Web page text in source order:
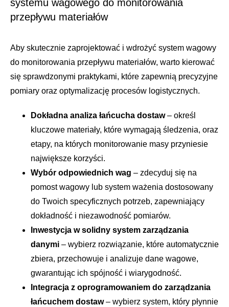
systemu wagowego do monitorowania
przepływu materiałów
Aby skutecznie zaprojektować i wdrożyć system wagowy
do monitorowania przepływu materiałów, warto kierować
się sprawdzonymi praktykami, które zapewnią precyzyjne
pomiary oraz optymalizację procesów logistycznych.
Dokładna analiza łańcucha dostaw– określ
kluczowe materiały, które wymagają śledzenia, oraz
etapy, na których monitorowanie masy przyniesie
największe korzyści.
Wybór odpowiednich wag – zdecyduj się na
pomost wagowy lub system ważenia dostosowany
do Twoich specyficznych potrzeb, zapewniający
dokładność i niezawodność pomiarów.
Inwestycja w solidny system zarządzania
danymi – wybierz rozwiązanie, które automatycznie
zbiera, przechowuje i analizuje dane wagowe,
gwarantując ich spójność i wiarygodność.
Integracja z oprogramowaniem do zarządzania
łańcuchem dostaw– wybierz system, który płynnie